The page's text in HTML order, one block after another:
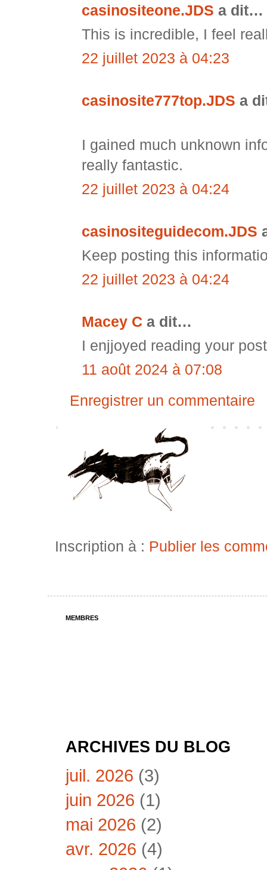
casinositeone.JDS a dit…
This is incredible, I feel
22 juillet 2023 à 04:23
casinosite777top.JDS a
I gained much unknown
really fantastic.
22 juillet 2023 à 04:24
casinositeguidecom.JDS
Keep posting this
22 juillet 2023 à 04:24
Macey C a dit…
I enjjoyed reading your post
11 août 2024 à 07:08
Enregistrer un commentaire
Inscription à : Publier les
MEMBRES
ARCHIVES DU BLOG
juil. 2026 (3)
juin 2026 (1)
mai 2026 (2)
avr. 2026 (4)